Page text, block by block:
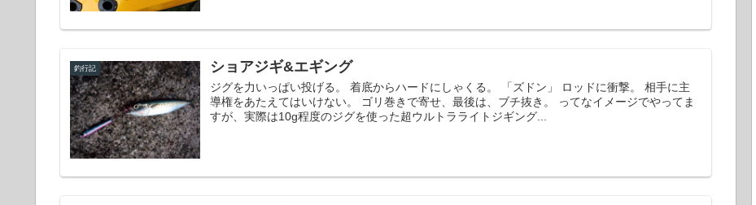
釣行記 ショアジギ&エギング
ジグを力いっぱい投げる。 着底からハードにしゃくる。 「ズドン」 ロッドに衝撃。 相手に主
導権をあたえてはいけない。 ゴリ巻きで寄せ、最後は、ブチ抜き。 ってなイメージでやってま
すが、実際は10g程度のジグを使った超ウルトラライトジギング...